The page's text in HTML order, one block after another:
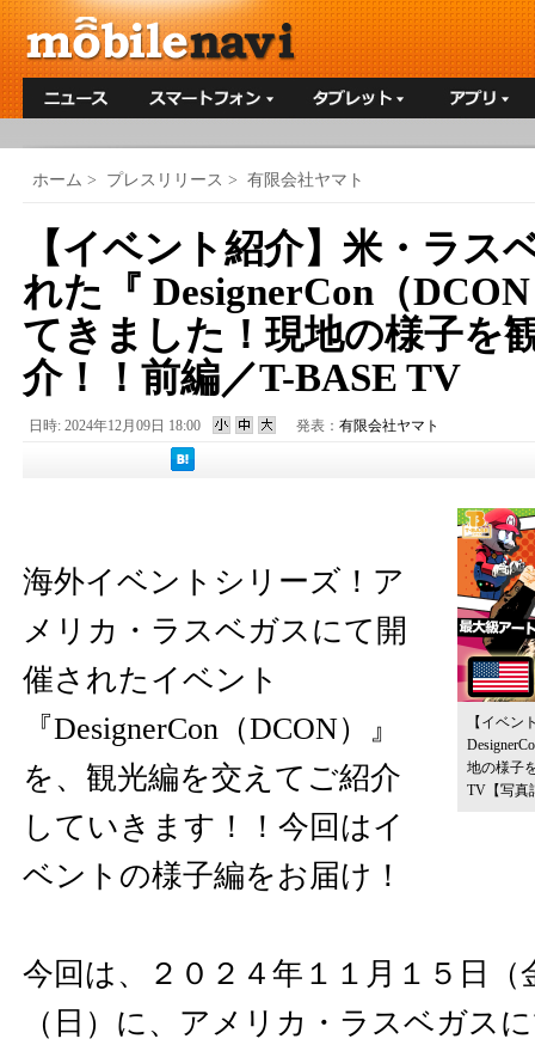
ホーム > プレスリリース > 有限会社ヤマト
【イベント紹介】米・ラス
れた『 DesignerCon（
てきました！現地の様子を
介！！前編／T-BASE TV
日時: 2024年12月09日 18:00 発表： 有限会社ヤマト
【イベン
地の様子
TV 【写
海外イベントシリーズ！ア
メリカ・ラスベガスにて開
催されたイベント
『DesignerCon（DCON）』
を、観光編を交えてご紹介
していきます！！今回はイ
ベントの様子編をお届け！
今回は、２０２４年１１月１５日（
（日）に、アメリカ・ラスベガス